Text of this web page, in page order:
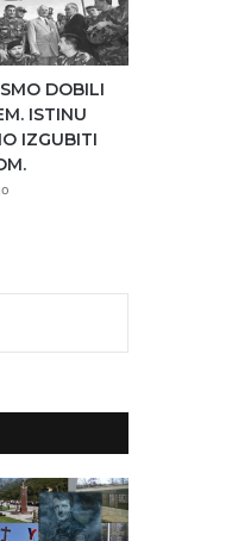
DOBILI
ISTINU
IZGUBITI